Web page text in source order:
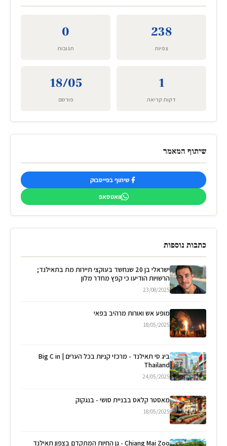
238
צפיות
0
תגובות
1
דקות קריאה
18/05
פורסם
שיתוף המאמר
שיתוף בפייסבוק
וואטסאפ
כתבות נוספות
ישראלי בן 20 שנחשד בעוקצי תיירות מת בתאילנד;
הרשויות הודיעו כי קפץ מחדר מלון
23/08/2025
מופע אש ואורות מרהיב בפאי
18/05/2025
ביג סי תאילנד - מרכזי קניות בכל הערים | Big C in
Thailand
24/05/2025
מאסטר קלאס בבניית סושי - בנגקוק
18/05/2025
Chiang Mai Zoo - גן החיות המתקדם בצפון תאילנד